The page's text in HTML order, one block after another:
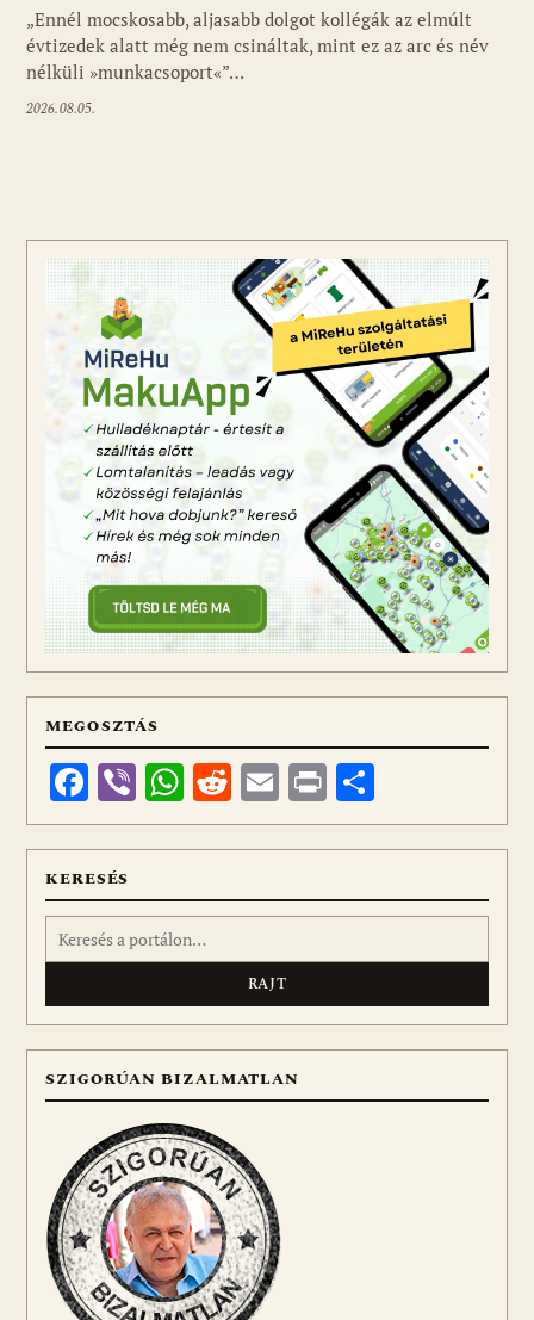
„Ennél mocskosabb, aljasabb dolgot kollégák az elmúlt
évtizedek alatt még nem csináltak, mint ez az arc és név
nélküli »munkacsoport«”…
2026.08.05.
MEGOSZTÁS
Facebook
ViberWhatsApp
Reddit
Email
Print
meg
KERESÉS
Keresés:
SZIGORÚAN BIZALMATLAN